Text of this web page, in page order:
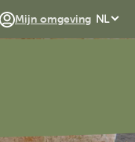
Mijn omgeving NL
EN